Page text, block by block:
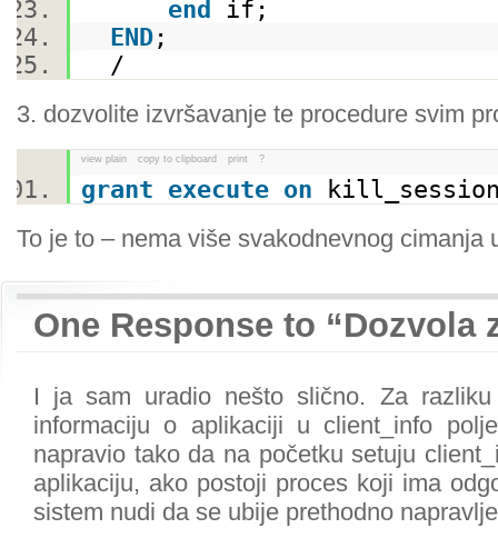
end if;
END;
/
3. dozvolite izvršavanje te procedure svim
view plain copy to clipboard print ?
grant execute on
To je to – nema više svakodnevnog cimanja
One Response to “Dozvola
I ja sam uradio nešto slično. Za
informaciju o aplikaciji u client_info
napravio tako da na početku setuju
aplikaciju, ako postoji proces koji ima
sistem nudi da se ubije prethodno